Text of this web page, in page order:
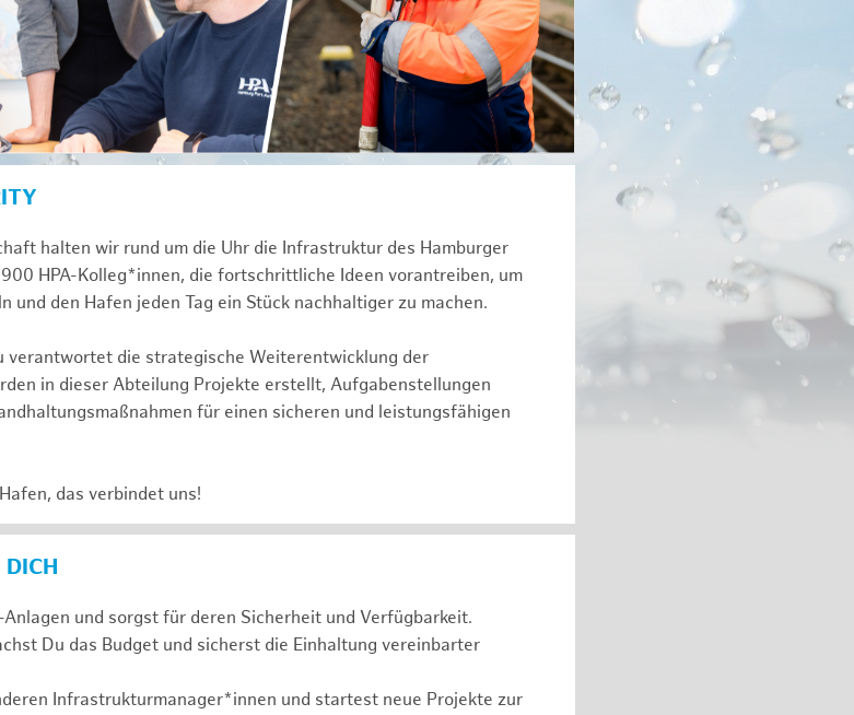
halten wir rund um die Uhr die Infrastruktur des Hamburger
HPA-Kolleg*innen, die fortschrittliche Ideen vorantreiben, um
und den Hafen jeden Tag ein Stück nachhaltiger zu machen.
verantwortet die strategische Weiterentwicklung der
in dieser Abteilung Projekte erstellt, Aufgabenstellungen
für einen sicheren und leistungsfähigen
das verbindet uns!
DICH
und sorgst für deren Sicherheit und Verfügbarkeit.
Du das Budget und sicherst die Einhaltung vereinbarter
Infrastrukturmanager*innen und startest neue Projekte zur